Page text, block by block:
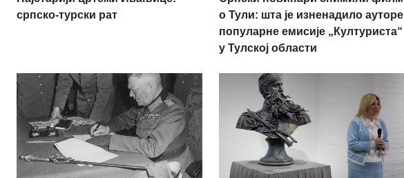
српско-турски рат
о Тули: шта је изненадило ауторе
популарне емисије „Културиста“
у Тулској области